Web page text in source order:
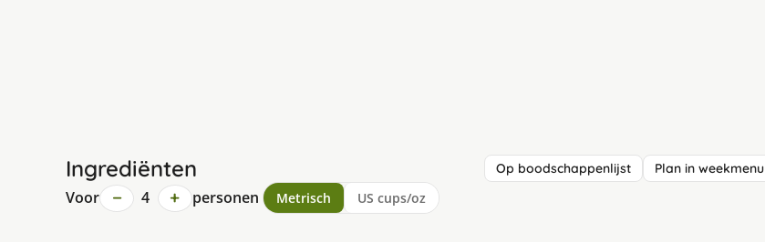
Ingrediënten Op boodschappenlijst Plan in weekmenu
Voor − 4 + personen Metrisch US cups/oz